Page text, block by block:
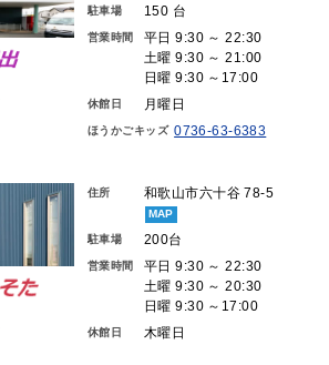
駐車場 150 台
営業時間
平日 9:30 ～ 22:30
土曜 9:30 ～ 21:00
日曜 9:30 ～17:00
休館日 月曜日
ほうかごキッズ 0736-63-6383
住所 和歌山市六十谷 78-5
MAP
駐車場 200台
営業時間
平日 9:30 ～ 22:30
土曜 9:30 ～ 20:30
日曜 9:30 ～17:00
休館日 木曜日